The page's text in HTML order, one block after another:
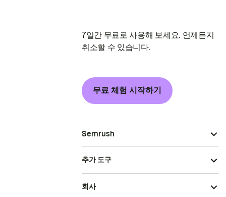
7일간 무료로 사용해 보세요. 언제든지
취소할 수 있습니다.
무료 체험 시작하기
Semrush
추가 도구
회사